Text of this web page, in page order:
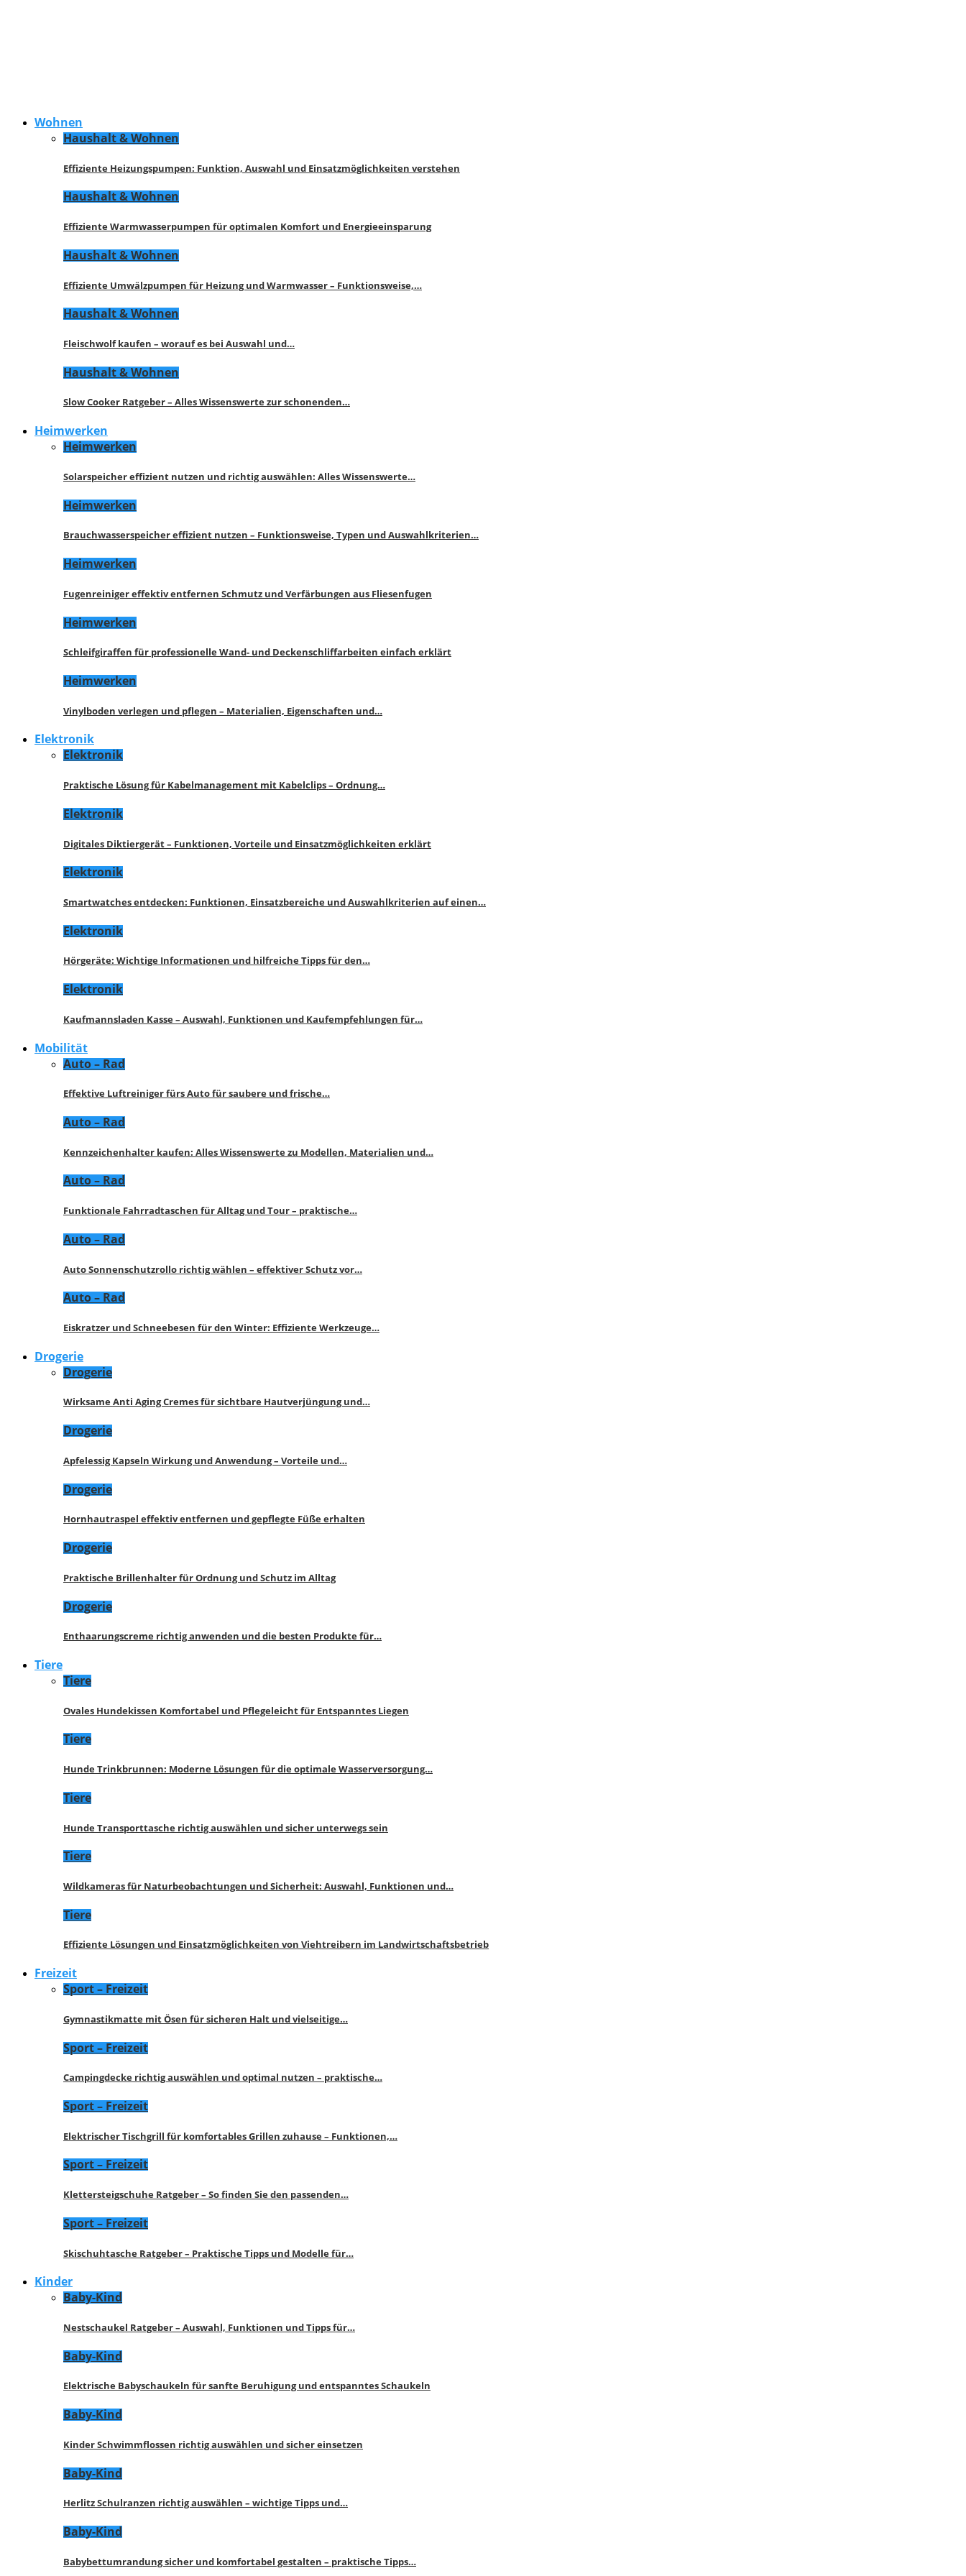
Wohnen
Haushalt & Wohnen
Effiziente Heizungspumpen: Funktion, Auswahl und Einsatzmöglichkeiten verstehen
Haushalt & Wohnen
Effiziente Warmwasserpumpen für optimalen Komfort und Energieeinsparung
Haushalt & Wohnen
Effiziente Umwälzpumpen für Heizung und Warmwasser – Funktionsweise,…
Haushalt & Wohnen
Fleischwolf kaufen – worauf es bei Auswahl und…
Haushalt & Wohnen
Slow Cooker Ratgeber – Alles Wissenswerte zur schonenden…
Heimwerken
Heimwerken
Solarspeicher effizient nutzen und richtig auswählen: Alles Wissenswerte…
Heimwerken
Brauchwasserspeicher effizient nutzen – Funktionsweise, Typen und Auswahlkriterien…
Heimwerken
Fugenreiniger effektiv entfernen Schmutz und Verfärbungen aus Fliesenfugen
Heimwerken
Schleifgiraffen für professionelle Wand- und Deckenschliffarbeiten einfach erklärt
Heimwerken
Vinylboden verlegen und pflegen – Materialien, Eigenschaften und…
Elektronik
Elektronik
Praktische Lösung für Kabelmanagement mit Kabelclips – Ordnung…
Elektronik
Digitales Diktiergerät – Funktionen, Vorteile und Einsatzmöglichkeiten erklärt
Elektronik
Smartwatches entdecken: Funktionen, Einsatzbereiche und Auswahlkriterien auf einen…
Elektronik
Hörgeräte: Wichtige Informationen und hilfreiche Tipps für den…
Elektronik
Kaufmannsladen Kasse – Auswahl, Funktionen und Kaufempfehlungen für…
Mobilität
Auto – Rad
Effektive Luftreiniger fürs Auto für saubere und frische…
Auto – Rad
Kennzeichenhalter kaufen: Alles Wissenswerte zu Modellen, Materialien und…
Auto – Rad
Funktionale Fahrradtaschen für Alltag und Tour – praktische…
Auto – Rad
Auto Sonnenschutzrollo richtig wählen – effektiver Schutz vor…
Auto – Rad
Eiskratzer und Schneebesen für den Winter: Effiziente Werkzeuge…
Drogerie
Drogerie
Wirksame Anti Aging Cremes für sichtbare Hautverjüngung und…
Drogerie
Apfelessig Kapseln Wirkung und Anwendung – Vorteile und…
Drogerie
Hornhautraspel effektiv entfernen und gepflegte Füße erhalten
Drogerie
Praktische Brillenhalter für Ordnung und Schutz im Alltag
Drogerie
Enthaarungscreme richtig anwenden und die besten Produkte für…
Tiere
Tiere
Ovales Hundekissen Komfortabel und Pflegeleicht für Entspanntes Liegen
Tiere
Hunde Trinkbrunnen: Moderne Lösungen für die optimale Wasserversorgung…
Tiere
Hunde Transporttasche richtig auswählen und sicher unterwegs sein
Tiere
Wildkameras für Naturbeobachtungen und Sicherheit: Auswahl, Funktionen und…
Tiere
Effiziente Lösungen und Einsatzmöglichkeiten von Viehtreibern im Landwirtschaftsbetrieb
Freizeit
Sport – Freizeit
Gymnastikmatte mit Ösen für sicheren Halt und vielseitige…
Sport – Freizeit
Campingdecke richtig auswählen und optimal nutzen – praktische…
Sport – Freizeit
Elektrischer Tischgrill für komfortables Grillen zuhause – Funktionen,…
Sport – Freizeit
Klettersteigschuhe Ratgeber – So finden Sie den passenden…
Sport – Freizeit
Skischuhtasche Ratgeber – Praktische Tipps und Modelle für…
Kinder
Baby-Kind
Nestschaukel Ratgeber – Auswahl, Funktionen und Tipps für…
Baby-Kind
Elektrische Babyschaukeln für sanfte Beruhigung und entspanntes Schaukeln
Baby-Kind
Kinder Schwimmflossen richtig auswählen und sicher einsetzen
Baby-Kind
Herlitz Schulranzen richtig auswählen – wichtige Tipps und…
Baby-Kind
Babybettumrandung sicher und komfortabel gestalten – praktische Tipps…